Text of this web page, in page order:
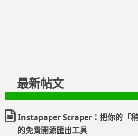
最新帖文
Instapaper Scraper：把你的「
的免費開源匯出工具